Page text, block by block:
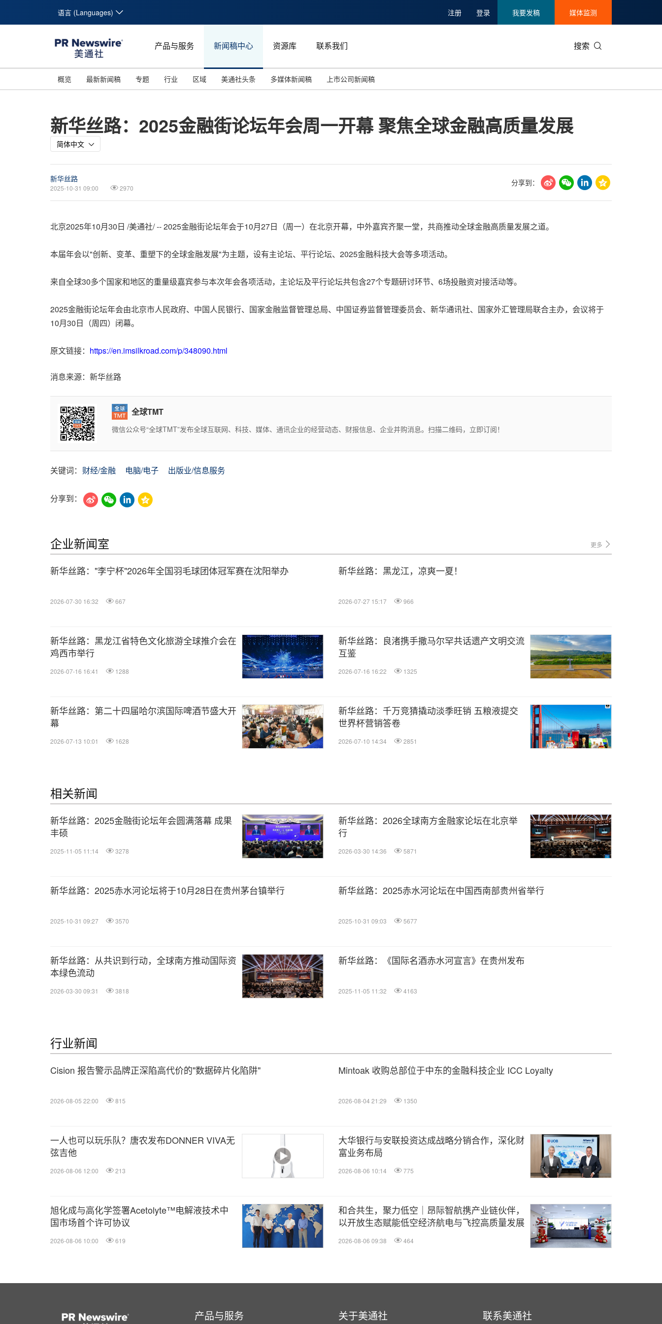
语言 (Languages) 注册 登录 我要发稿 媒体监测
产品与服务 新闻稿中心 资源库 联系我们 搜索
概览 最新新闻稿 专题
投资并购
碳中和
行业
能源化工与环保
娱乐时尚与艺术
区域
马来西亚
新加坡
美通社头条 多媒体新闻稿 上市公司新闻稿
新华丝路：2025金融街论坛年会周一开幕 聚焦全球金融高质量发展
简体中文
新华丝路
2025-10-31 09:00 2970
分享到：
北京2025年10月30日 /美通社/ -- 2025金融街论坛年会于10月27日（周一）在北京开幕，中外嘉宾齐聚一堂，共商推动全球金融高质量发展之道。
本届年会以"创新、变革、重塑下的全球金融发展"为主题，设有主论坛、平行论坛、2025金融科技大会等多项活动。
来自全球30多个国家和地区的重量级嘉宾参与本次年会各项活动，主论坛及平行论坛共包含27个专题研讨环节、6场投融资对接活动等。
2025金融街论坛年会由北京市人民政府、中国人民银行、国家金融监督管理总局、中国证券监督管理委员会、新华通讯社、国家外汇管理局联合主办，会议将于
10月30日（周四）闭幕。
原文链接： https://en.imsilkroad.com/p/348090.html
消息来源：新华丝路
全球TMT
微信公众号“全球TMT”发布全球互联网、科技、媒体、通讯企业的经营动态、财报信息、企业并购消息。扫描二维码，立即订阅！
关键词： 财经/金融 电脑/电子 出版业/信息服务
分享到：
企业新闻室 更多
新华丝路："李宁杯"2026年全国羽毛球团体冠军赛在沈阳举办
2026-07-30 16:32 667
新华丝路：黑龙江，凉爽一夏！
2026-07-27 15:17 966
新华丝路：黑龙江省特色文化旅游全球推介会在
鸡西市举行
2026-07-16 16:41 1288
新华丝路：良渚携手撒马尔罕共话遗产文明交流
互鉴
2026-07-16 16:22 1325
新华丝路：第二十四届哈尔滨国际啤酒节盛大开
幕
2026-07-13 10:01 1628
新华丝路：千万竞猜撬动淡季旺销 五粮液提交
世界杯营销答卷
2026-07-10 14:34 2851
相关新闻
新华丝路：2025金融街论坛年会圆满落幕 成果
丰硕
2025-11-05 11:14 3278
新华丝路：2026全球南方金融家论坛在北京举
行
2026-03-30 14:36 5871
新华丝路：2025赤水河论坛将于10月28日在贵州茅台镇举行
2025-10-31 09:27 3570
新华丝路：2025赤水河论坛在中国西南部贵州省举行
2025-10-31 09:03 5677
新华丝路：从共识到行动，全球南方推动国际资
本绿色流动
2026-03-30 09:31 3818
新华丝路：《国际名酒赤水河宣言》在贵州发布
2025-11-05 11:32 4163
行业新闻
Cision 报告警示品牌正深陷高代价的"数据碎片化陷阱"
2026-08-05 22:00 815
Mintoak 收购总部位于中东的金融科技企业 ICC Loyalty
2026-08-04 21:29 1350
一人也可以玩乐队？唐农发布DONNER VIVA无
弦吉他
2026-08-06 12:00 213
大华银行与安联投资达成战略分销合作，深化财
富业务布局
2026-08-06 10:14 775
旭化成与高化学签署Acetolyte™电解液技术中
国市场首个许可协议
2026-08-06 10:00 619
和合共生，聚力低空｜昂际智航携产业链伙伴，
以开放生态赋能低空经济航电与飞控高质量发展
2026-08-06 09:38 464
产品与服务 关于美通社 联系美通社